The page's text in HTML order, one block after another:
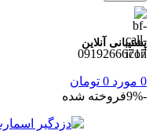
پشتیبانی آنلاین
09192666717
0 مورد 0 تومان
-9%
فروخته شده